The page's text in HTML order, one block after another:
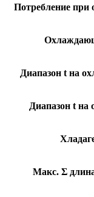
Потребление при
Диапазон t на
Диапазон t на
Макс. Σ